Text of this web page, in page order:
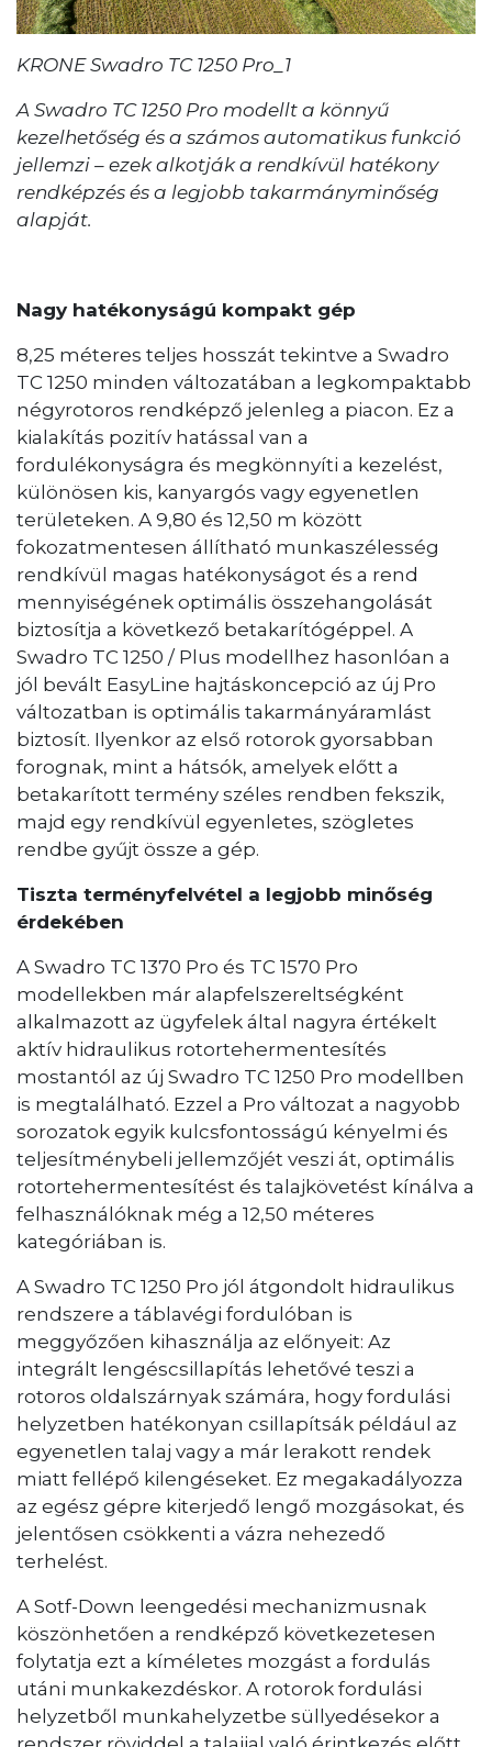
KRONE Swadro TC 1250 Pro_1
A Swadro TC 1250 Pro modellt a könnyű
kezelhetőség és a számos automatikus funkció
jellemzi – ezek alkotják a rendkívül hatékony
rendképzés és a legjobb takarmányminőség
alapját.
Nagy hatékonyságú kompakt gép
8,25 méteres teljes hosszát tekintve a Swadro
TC 1250 minden változatában a legkompaktabb
négyrotoros rendképző jelenleg a piacon. Ez a
kialakítás pozitív hatással van a
fordulékonyságra és megkönnyíti a kezelést,
különösen kis, kanyargós vagy egyenetlen
területeken. A 9,80 és 12,50 m között
fokozatmentesen állítható munkaszélesség
rendkívül magas hatékonyságot és a rend
mennyiségének optimális összehangolását
biztosítja a következő betakarítógéppel. A
Swadro TC 1250 / Plus modellhez hasonlóan a
jól bevált EasyLine hajtáskoncepció az új Pro
változatban is optimális takarmányáramlást
biztosít. Ilyenkor az első rotorok gyorsabban
forognak, mint a hátsók, amelyek előtt a
betakarított termény széles rendben fekszik,
majd egy rendkívül egyenletes, szögletes
rendbe gyűjt össze a gép.
Tiszta terményfelvétel a legjobb minőség
érdekében
A Swadro TC 1370 Pro és TC 1570 Pro
modellekben már alapfelszereltségként
alkalmazott az ügyfelek által nagyra értékelt
aktív hidraulikus rotortehermentesítés
mostantól az új Swadro TC 1250 Pro modellben
is megtalálható. Ezzel a Pro változat a nagyobb
sorozatok egyik kulcsfontosságú kényelmi és
teljesítménybeli jellemzőjét veszi át, optimális
rotortehermentesítést és talajkövetést kínálva a
felhasználóknak még a 12,50 méteres
kategóriában is.
A Swadro TC 1250 Pro jól átgondolt hidraulikus
rendszere a táblavégi fordulóban is
meggyőzően kihasználja az előnyeit: Az
integrált lengéscsillapítás lehetővé teszi a
rotoros oldalszárnyak számára, hogy fordulási
helyzetben hatékonyan csillapítsák például az
egyenetlen talaj vagy a már lerakott rendek
miatt fellépő kilengéseket. Ez megakadályozza
az egész gépre kiterjedő lengő mozgásokat, és
jelentősen csökkenti a vázra nehezedő
terhelést.
A Sotf-Down leengedési mechanizmusnak
köszönhetően a rendképző következetesen
folytatja ezt a kíméletes mozgást a fordulás
utáni munkakezdéskor. A rotorok fordulási
helyzetből munkahelyzetbe süllyedésekor a